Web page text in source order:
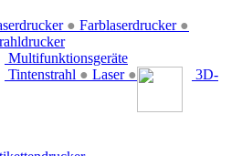
● Farblaserdrucker ●
Multifunktionsgeräte
Tintenstrahl ● Laser ● 3D-